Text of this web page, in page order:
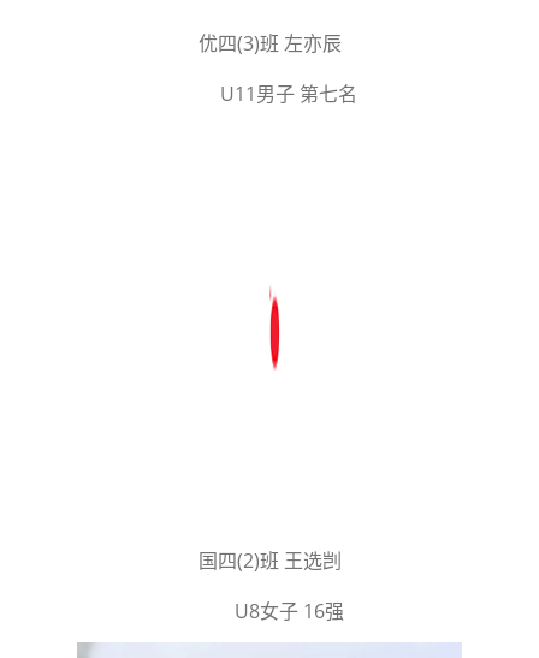
优四(3)班 左亦辰
U11男子 第七名
国四(2)班 王选剀
U8女子 16强